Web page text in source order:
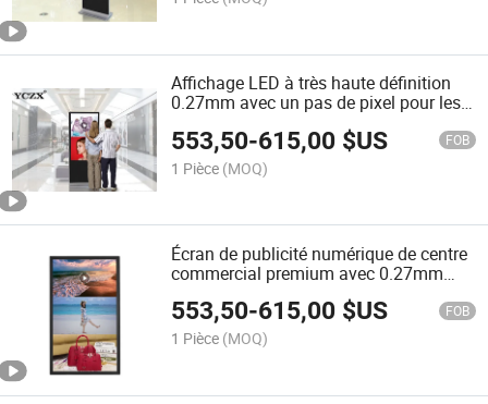
Affichage LED à très haute définition
0.27mm avec un pas de pixel pour les
553,50-615,00 $US FOB
1 Pièce (MOQ)
Écran de publicité numérique de centre
commercial premium avec 0.27mm
553,50-615,00 $US FOB
1 Pièce (MOQ)